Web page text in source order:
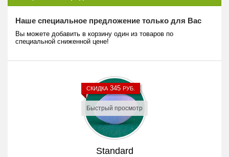
Наше специальное предложение только для Вас
Вы можете добавить в корзину один из товаров по
специальной сниженной цене!
Быстрый просмотр
СКИДКА345 РУБ.
Standard